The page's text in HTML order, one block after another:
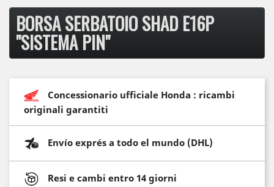
BORSA SERBATOIO SHAD E16P
"SISTEMA PIN"
Concessionario ufficiale Honda : ricambi
originali garantiti
Envío exprés a todo el mundo (DHL)
Resi e cambi entro 14 giorni